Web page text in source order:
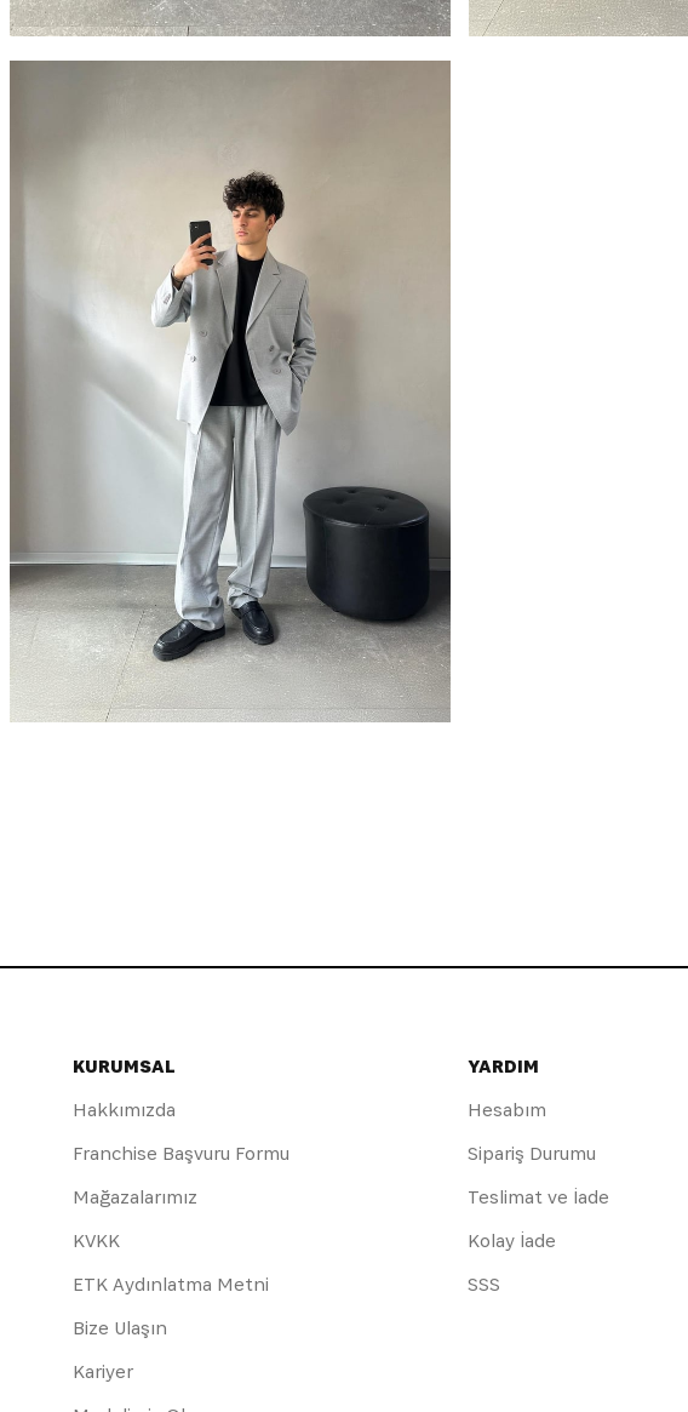
KURUMSAL
Hakkımızda
Franchise Başvuru Formu
Mağazalarımız
KVKK
ETK Aydınlatma Metni
Bize Ulaşın
Kariyer
YARDIM
Hesabım
Sipariş Durumu
Teslimat ve İade
Kolay İade
SSS